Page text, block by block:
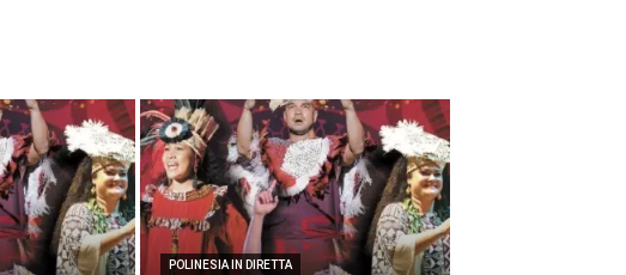
POLINESIA IN DIRETTA